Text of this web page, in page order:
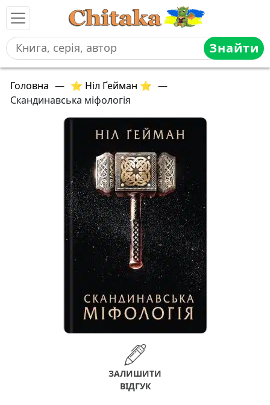
Знайти
Головна — ⭐ Ніл Ґейман ⭐ —
Скандинавська міфологія
ЗАЛИШИТИ
ВІДГУК